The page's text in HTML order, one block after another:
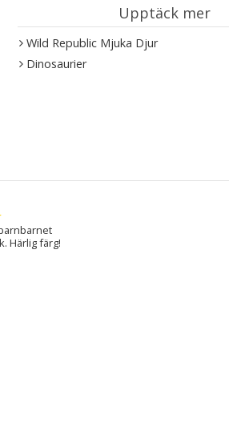
Upptäck mer
Wild Republic Mjuka Djur
Dinosaurier
Härlig färg!